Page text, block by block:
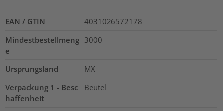
EAN / GTIN
4031026572178
Mindestbestellmeng
e
3000
Ursprungsland
MX
Verpackung 1 - Besc
haffenheit
Beutel